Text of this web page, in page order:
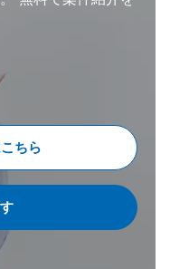
ちら